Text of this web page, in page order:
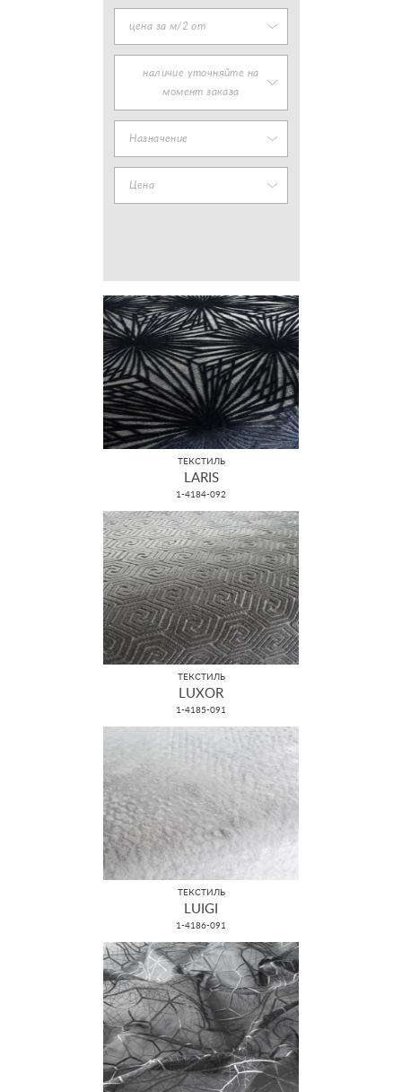
цена за м/2 от
наличие уточняйте на
момент заказа
Назначение
Цена
ТЕКСТИЛЬ
LARIS
1-4184-092
ТЕКСТИЛЬ
LUXOR
1-4185-091
ТЕКСТИЛЬ
LUIGI
1-4186-091